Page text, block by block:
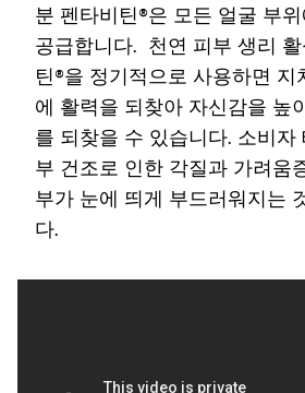
분 펜타비틴®은 모든 얼굴 부
공급합니다. 천연 피부 생리
틴®을 정기적으로 사용하면 지
에 활력을 되찾아 자신감을 높
를 되찾을 수 있습니다. 소비자
부 건조로 인한 각질과 가려움
부가 눈에 띄게 부드러워지는
다.